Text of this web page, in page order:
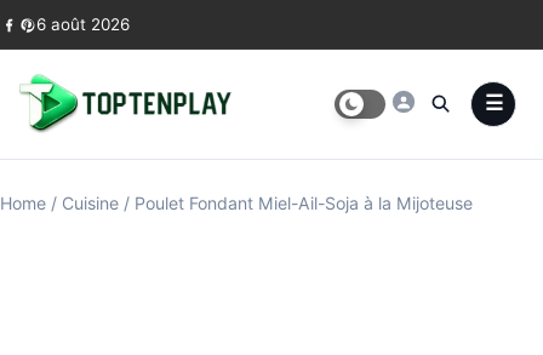
Skip to content
6 août 2026
Home / Cuisine / Poulet Fondant Miel-Ail-Soja à la Mijoteuse